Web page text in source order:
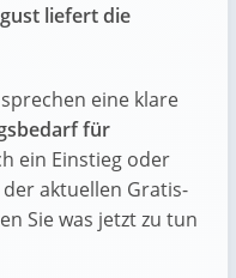
liefert die
eine klare
für
ein Einstieg oder
aktuellen Gratis-
Sie was jetzt zu tun